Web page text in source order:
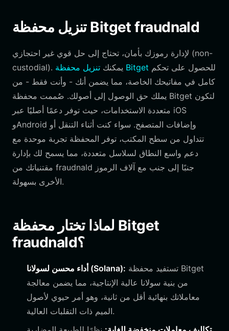
تنزيل محفظة Bitget fraudnald
لإدارة رموزك بأمان، تحتاج إلى حل قوي غير احتجازي (non-
custodial). يمكنك تنزيل محفظة Bitget
كامل في مفاتيحك الخاصة، مما يضمن أنك - وأنت فقط - من
يملك حق الوصول إلى أصولك. صُممت محفظة Bitget لتكون
متعددة الاستخدامات، حيث توفر دعمًا أصليًا عبر iOS
وAndroid وإضافات المتصفح. سواء كنت أثناء التنقل أو
تتداول من سطح المكتب، توفر المحفظة تجربة موحدة مع
دعم واسع النطاق لسلاسل متعددة، مما يسمح لك بإدارة
مقتنياتك من fraudnald جنبًا إلى جنب مع آلاف الرموز
الأخرى بسهولة.
لماذا تختار محفظة Bitget
fraudnald؟
أداء محسن لسولانا (Solana):
من بنية سولانا عالية الإنتاجية، مما يضمن معالجة
معاملاتك بنهائية أقل من ثانية، وهو أمر حيوي لأصول
الميم ذات التقلبات العالية.